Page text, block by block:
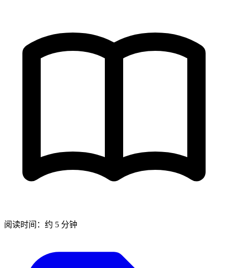
阅读时间：约 5 分钟